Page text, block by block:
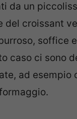
da un
del croissant
soffice
caso ci sono
ad esempio